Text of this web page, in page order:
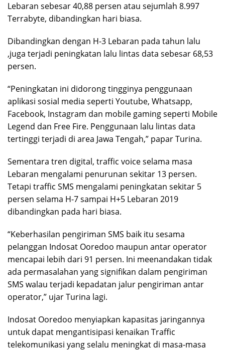
Lebaran sebesar 40,88 persen atau sejumlah 8.997
Terrabyte, dibandingkan hari biasa.
Dibandingkan dengan H-3 Lebaran pada tahun lalu
,juga terjadi peningkatan lalu lintas data sebesar 68,53
persen.
“Peningkatan ini didorong tingginya penggunaan
aplikasi sosial media seperti Youtube, Whatsapp,
Facebook, Instagram dan mobile gaming seperti Mobile
Legend dan Free Fire. Penggunaan lalu lintas data
tertinggi terjadi di area Jawa Tengah,” papar Turina.
Sementara tren digital, traffic voice selama masa
Lebaran mengalami penurunan sekitar 13 persen.
Tetapi traffic SMS mengalami peningkatan sekitar 5
persen selama H-7 sampai H+5 Lebaran 2019
dibandingkan pada hari biasa.
“Keberhasilan pengiriman SMS baik itu sesama
pelanggan Indosat Ooredoo maupun antar operator
mencapai lebih dari 91 persen. Ini meenandakan tidak
ada permasalahan yang signifikan dalam pengiriman
SMS walau terjadi kepadatan jalur pengiriman antar
operator,” ujar Turina lagi.
Indosat Ooredoo menyiapkan kapasitas jaringannya
untuk dapat mengantisipasi kenaikan Traffic
telekomunikasi yang selalu meningkat di masa-masa